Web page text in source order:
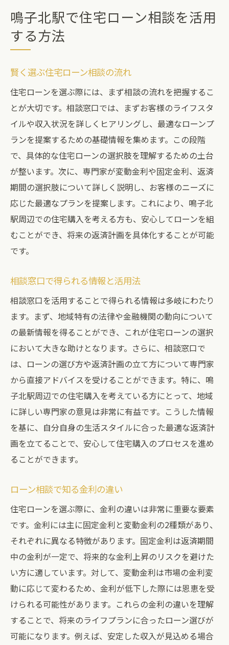
安心の住宅購入を支える相談内容
名古屋市緑区での住宅ローン相談の重要性
地域密着の住宅ローン相談が鍵
住宅購入の成功は相談から始まる
ローン相談を活用した資金計画
緑区で安心のローン条件を見つける
住宅ローンの最適な選び方と相談窓口
相談窓口で得られる最適なプラン
住宅ローン選びの基本を学ぶ
相談窓口でのアドバイス活用法
ローン選びのコツと相談のポイント
安心の住宅購入に向けたローン相談ポイント
ローン相談で安心の購入計画を
住宅購入前に知るべき相談内容
相談で学ぶローンのリスク管理
ローン相談がもたらす購入の安心感
返済計画を相談で具体的にする
購入前の悩みを相談で解消する
住宅ローン返済計画を立てるためのステップ
相談を元に返済計画を立てる方法
ローン返済計画の基礎を学ぶ
ローン相談で返済額をシミュレーション
安心の返済計画を相談で作成
住宅購入に向けた返済計画の重要性
住宅購入前に知っておくべきローン相談のコツ
知って得するローン相談のコツ
住宅購入前のローン相談の重要性
相談で得られるローン情報の価値
住宅購入に役立つ相談のポイント
ローン相談を活用した購入戦略
購入前の疑問を相談で解決する
鳴子北駅で住宅ローン相談を活用
する方法
賢く選ぶ住宅ローン相談の流れ
住宅ローンを選ぶ際には、まず相談の流れを把握するこ
とが大切です。相談窓口では、まずお客様のライフスタ
イルや収入状況を詳しくヒアリングし、最適なローンプ
ランを提案するための基礎情報を集めます。この段階
で、具体的な住宅ローンの選択肢を理解するための土台
が整います。次に、専門家が変動金利や固定金利、返済
期間の選択肢について詳しく説明し、お客様のニーズに
応じた最適なプランを提案します。これにより、鳴子北
駅周辺での住宅購入を考える方も、安心してローンを組
むことができ、将来の返済計画を具体化することが可能
です。
相談窓口で得られる情報と活用法
相談窓口を活用することで得られる情報は多岐にわたり
ます。まず、地域特有の法律や金融機関の動向について
の最新情報を得ることができ、これが住宅ローンの選択
において大きな助けとなります。さらに、相談窓口で
は、ローンの選び方や返済計画の立て方について専門家
から直接アドバイスを受けることができます。特に、鳴
子北駅周辺での住宅購入を考えている方にとって、地域
に詳しい専門家の意見は非常に有益です。こうした情報
を基に、自分自身の生活スタイルに合った最適な返済計
画を立てることで、安心して住宅購入のプロセスを進め
ることができます。
ローン相談で知る金利の違い
住宅ローンを選ぶ際に、金利の違いは非常に重要な要素
です。金利には主に固定金利と変動金利の2種類があり、
それぞれに異なる特徴があります。固定金利は返済期間
中の金利が一定で、将来的な金利上昇のリスクを避けた
い方に適しています。対して、変動金利は市場の金利変
動に応じて変わるため、金利が低下した際には恩恵を受
けられる可能性があります。これらの金利の違いを理解
することで、将来のライフプランに合ったローン選びが
可能になります。例えば、安定した収入が見込める場合